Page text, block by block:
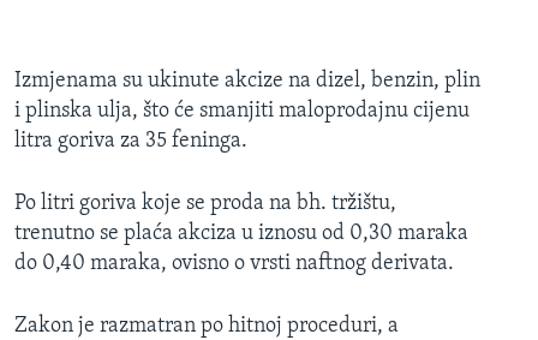
Izmjenama su ukinute akcize na dizel, benzin, plin
i plinska ulja, što će smanjiti maloprodajnu cijenu
litra goriva za 35 feninga.
Po litri goriva koje se proda na bh. tržištu,
trenutno se plaća akciza u iznosu od 0,30 maraka
do 0,40 maraka, ovisno o vrsti naftnog derivata.
Zakon je razmatran po hitnoj proceduri, a